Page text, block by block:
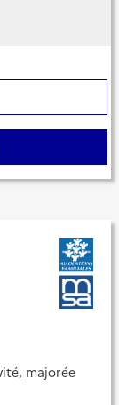
majorée